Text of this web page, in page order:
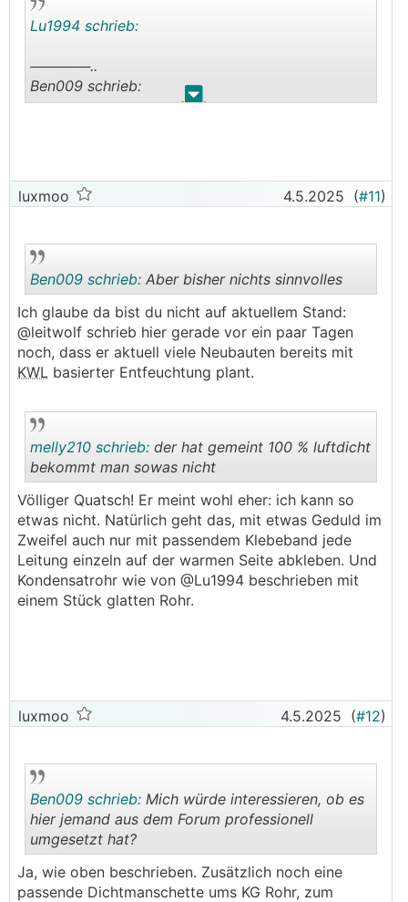
Lu1994 schrieb:
Ben009 schrieb:
Haus in einen Siphon, dann sparst dir den Ärger,
ansonsten Kondensatleitung in der Muffe mittels
befestigen
───────────────
Leider hab ich keine Möglichkeit bzw. keinen
Siphon in der Nähe der Klimageräte!
Das wäre natürlich das optimum, aber leider...
Wieviel Liter Kondensat fällt eigentlich täglich
an?
───────────────
Das kommt auf so viele Faktoren an, beim
Klimagerät steht die Maximalleistung
normalerweise dabei
Aber wenn du eine KWLhast könntest es doch
zuerst probieren die zu optimieren, ein paar
Wege gibt's ja und sieht definitiv besser aus
. .
Lu1994 schrieb:
──────..
Ben009 schrieb:
Nachts normal. Verbaut ist ein normaler
Kreuzwärmestromtauscher.
Das Problem mit der hohen Luftfeuchtigkeit
bleibt aber bestehen.
Die Klima soll vorrangig der Entfeuchtung dienen.
──────..
Lu1994 schrieb:
──────..
Ben009 schrieb:
──────..
Lu1994 schrieb:
Wieso führst du das Kondensat nicht einfach im
Haus in einen Siphon, dann sparst dir den Ärger,
ansonsten Kondensatleitung in der Muffe mittels
hartem Rohr ausführen und den Schlauch daran
befestigen
Das wäre natürlich das optimum, aber leider...
Wieviel Liter Kondensat fällt eigentlich täglich
an?
───────────────
Das kommt auf so viele Faktoren an, beim
Klimagerät steht die Maximalleistung
normalerweise dabei
luxmoo 4.5.2025 (#11)
..
Ben009 schrieb: Aber bisher nichts sinnvolles
Ich glaube da bist du nicht auf aktuellem Stand:
@leitwolf schrieb hier gerade vor ein paar Tagen
noch, dass er aktuell viele Neubauten bereits mit
KWL basierter Entfeuchtung plant.
..
melly210 schrieb: der hat gemeint 100 % luftdicht
bekommt man sowas nicht
Völliger Quatsch! Er meint wohl eher: ich kann so
etwas nicht. Natürlich geht das, mit etwas Geduld im
Zweifel auch nur mit passendem Klebeband jede
Leitung einzeln auf der warmen Seite abkleben. Und
Kondensatrohr wie von @Lu1994 beschrieben mit
einem Stück glatten Rohr.
luxmoo 4.5.2025 (#12)
..
Ben009 schrieb: Mich würde interessieren, ob es
hier jemand aus dem Forum professionell
umgesetzt hat?
Ja, wie oben beschrieben. Zusätzlich noch eine
passende Dichtmanschette ums KG Rohr, zum